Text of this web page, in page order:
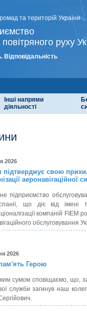
та територій України
руху
Відповідальність
Інші напрями
діяльності
2026
підтверджує свою
аеронавігаційної
підприємство
що діє від імені
компаній FIEM
обслуговування
2026
Герою
сумом сповіщаємо, що,
служби загинув наш